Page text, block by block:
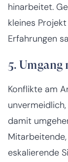
hinarbeitet.
kleines
Erfahrungen
5.
Konflikte am
damit
eskalierende